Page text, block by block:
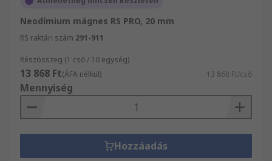
Neodímium mágnes RS PRO, 20 mm
RS raktári szám 291-911
Részösszeg (1 cső / 10 egység)
13 868 Ft(ÁFA nélkül) 13 868 Ft/cső
Mennyiség
Hozzáadás